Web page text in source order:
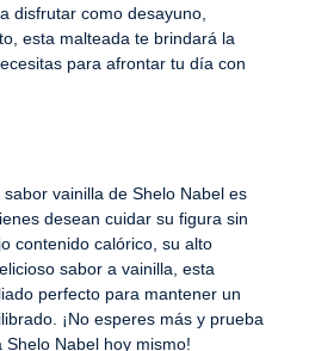
disfrutar como desayuno,
esta malteada te brindará la
para afrontar tu día con
vainilla de Shelo Nabel es
desean cuidar su figura sin
contenido calórico, su alto
sabor a vainilla, esta
perfecto para mantener un
¡No esperes más y prueba
Nabel hoy mismo!